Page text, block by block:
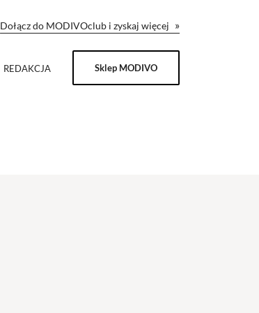
Dołącz do MODIVOclub i zyskaj więcej »
REDAKCJA Sklep MODIVO